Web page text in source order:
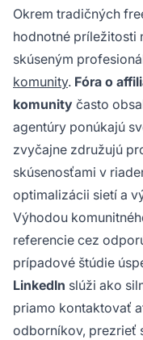
Okrem tradičných
hodnotné príležitosti
skúseným
komunity. Fóra o
komunity často
agentúry ponúkajú
zvyčajne združujú
skúsenosťami v
optimalizácii sietí a
Výhodou
referencie cez
prípadové štúdie
LinkedIn slúži ako
priamo kontaktovať
odborníkov, prezrieť